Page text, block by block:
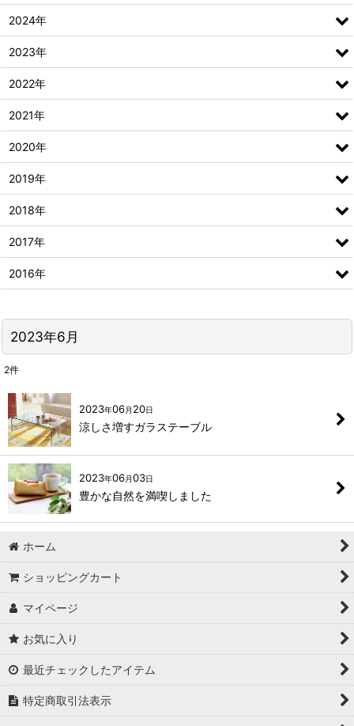
2023年6月
2件
2023年06月 20日
涼しさ増すガラステーブル
2023年06月03日
豊かな自然を満喫しました
2024年
2023年
2022年
2021年
2020年
2019年
2018年
2017年
2016年
ホーム
ショッピングカート
マイページ
お気に入り
最近チェックしたアイテム
特定商取引法表示